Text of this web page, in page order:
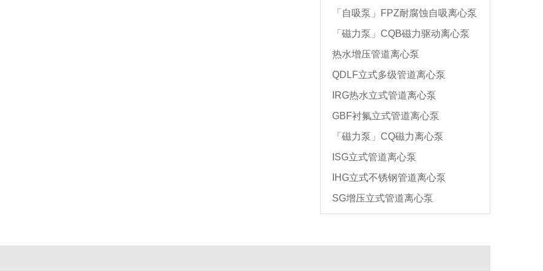
「自吸泵」FPZ耐腐蚀自吸离心泵
「磁力泵」CQB磁力驱动离心泵
热水增压管道离心泵
QDLF立式多级管道离心泵
IRG热水立式管道离心泵
GBF衬氟立式管道离心泵
「磁力泵」CQ磁力离心泵
ISG立式管道离心泵
IHG立式不锈钢管道离心泵
SG增压立式管道离心泵